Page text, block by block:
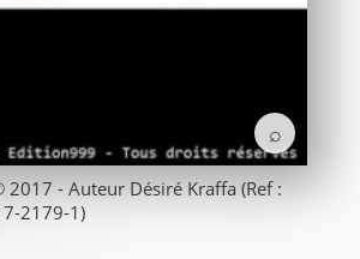
⌕
2017 - Auteur Désiré Kraffa (Ref :
2179-1)